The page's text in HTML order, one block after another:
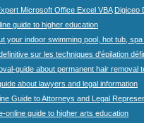
Microsoft Office Excel VBA Digiceo
guide to higher education
your indoor swimming pool, hot tub,
sur les techniques d'épilation
guide about permanent hair removal
about lawyers and legal information
Guide to Attorneys and Legal
online guide to higher arts education